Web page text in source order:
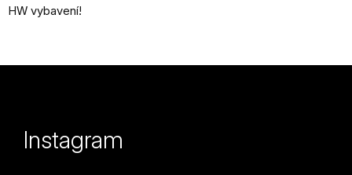
HW vybavení!
Instagram